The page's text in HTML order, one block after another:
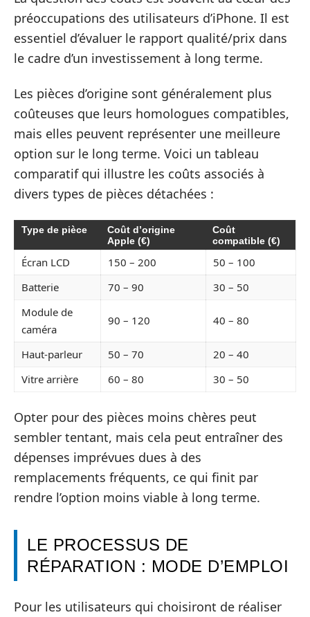
préoccupations des utilisateurs d’iPhone. Il est
essentiel d’évaluer le rapport qualité/prix dans
le cadre d’un investissement à long terme.
Les pièces d’origine sont généralement plus
coûteuses que leurs homologues compatibles,
mais elles peuvent représenter une meilleure
option sur le long terme. Voici un tableau
comparatif qui illustre les coûts associés à
divers types de pièces détachées :
Type de pièce
Coût d’origine
Apple (€)
Coût
compatible (€)
Écran LCD 150 – 200
50 – 100
Batterie
70 – 90
30 – 50
Module de
caméra
90 – 120 40 – 80
Haut-parleur 50 – 70
20 – 40
Vitre arrière
60 – 80 30 – 50
Opter pour des pièces moins chères peut
sembler tentant, mais cela peut entraîner des
dépenses imprévues dues à des
remplacements fréquents, ce qui finit par
rendre l’option moins viable à long terme.
LE PROCESSUS DE
RÉPARATION : MODE D’EMPLOI
Pour les utilisateurs qui choisiront de réaliser